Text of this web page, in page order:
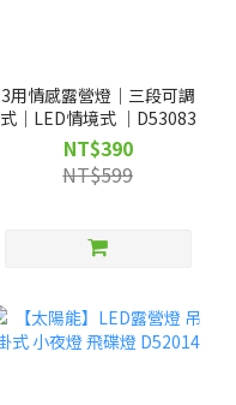
3用情感露營燈｜三段可調
式｜LED情境式 ｜D53083
NT$390
NT$599